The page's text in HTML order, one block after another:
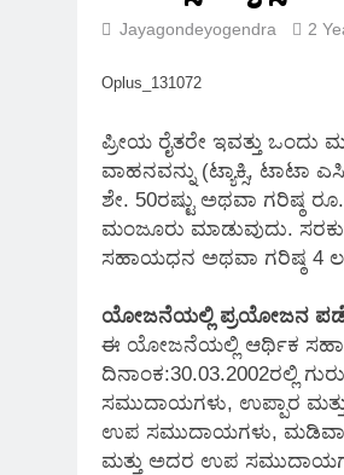
Jayagondeyogendra 2
Oplus_131072
ಪ್ರೀಯ ರೈತರೇ ಇವತ್ತು
ವಾಹನವನ್ನು (ಟ್ಯಾಕ್ಸಿ, ಟಾಟಾ
ಶೇ. 50ರಷ್ಟು ಅಥವಾ ಗರಿಷ್ಠ
ಮಂಜೂರು ಮಾಡುವುದು.
ಸಹಾಯಧನ ಅಥವಾ ಗರಿಷ್ಠ 4
ಯೋಜನೆಯಲ್ಲಿ ಪ್ರಯೋಜನ
ಈ ಯೋಜನೆಯಲ್ಲಿ ಆರ್ಥಿಕ
ದಿನಾಂಕ:30.03.2002ರಲ್ಲಿ
ಸಮುದಾಯಗಳು, ಉಪ್ಪಾರ
ಉಪ ಸಮುದಾಯಗಳು,
ಮತ್ತು ಅದರ ಉಪ